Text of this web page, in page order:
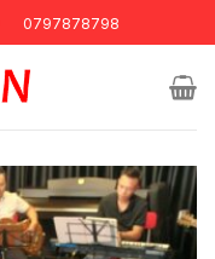
0797878798